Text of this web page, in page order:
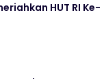
HUT RI Ke-